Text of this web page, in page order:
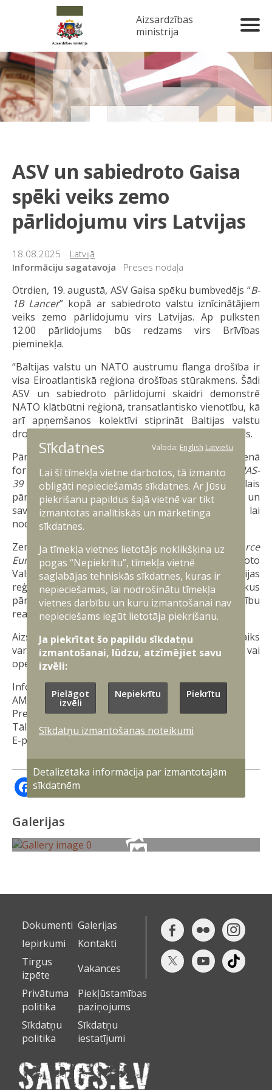
Aizsardzības
ministrija
ASV un sabiedroto Gaisa
spēki veiks zemo
pārlidojumu virs Latvijas
18.08.2025
Latvijā
Informāciju sagatavoja
Preses nodaļa
Otrdien, 19. augustā, ASV Gaisa spēku bumbvedējs “B-
1B Lancer” kopā ar sabiedroto valstu iznīcinātājiem
veiks zemo pārlidojumu virs Latvijas. Ap pulksten
12.00 pārlidojums būs redzams virs Brīvības
pieminekļa.
“Baltijas valstu un NATO austrumu flanga drošība ir
visa Eiroatlantiskā reģiona drošības stūrakmens. Šādi
ASV un sabiedroto pārlidojumi skaidri demonstrē
NATO klātbūtni reģionā, transatlantisko vienotību, kā
arī apņemšanos kolektīvi stiprināt Baltijas valstu
drošību,” uzsver aizsardzības ministrs Andris Sprūds.
Pārlidojuma laikā ASV bumbvedējs lidos vienā
formācijā ar Ungārijas un Zviedrijas Gaisa spēku “
JAS-
39 Gripen” iznīcinātājiem. Šis daudznacionālais
pārlidojums uzsver Sabiedroto saliedētību un
savstarpēju gaisa spēku operāciju koordināciju, lai
nodrošinātu reģionālo drošību.
Zemais pārlidojums ir daļa no “Bomber Task Force
Europe” misijas, kas pastiprina Amerikas Savienoto
Valstu apņemšanos nodrošināt drošību Baltijas
reģionā un visā NATO austrumu flangā. Vienlaikus
pārlidojums demonstrē NATO vienotību un gatavību
reaģēt uz jebkādiem izaicinājumiem.
Aizsardzības ministrija informē, ka pārlidojuma laiks
var mainīties atkarībā no laika apstākļiem vai
operatīvajām prasībām.
Informāciju sagatavoja:
AM Militāri publisko attiecību departamenta
Preses nodaļa
Tālrunis: 67335093
E-pasts:
prese@mod.gov.lv
Facebook
X Draugiem
LinkedIn
Galerijas
Dokumenti Galerijas
Iepirkumi
Kontakti
Tirgus
izpēte
Vakances
Privātuma
politika
Piekļūstamības
paziņojums
Sīkdatņu
politika
Sīkdatņu
iestatījumi
Sīkdatnes Valoda: English Latviešu
Lai šī tīmekļa vietne darbotos, tā izmanto
obligāti nepieciešamās sīkdatnes. Ar Jūsu
piekrišanu papildus šajā vietnē var tikt
izmantotas analītiskās un mārketinga
sīkdatnes.
Ja tīmekļa vietnes lietotājs noklikšķina uz
pogas “Nepiekrītu”, tīmekļa vietnē
saglabājas tehniskās sīkdatnes, kuras ir
nepieciešamas, lai nodrošinātu tīmekļa
vietnes darbību un kuru izmantošanai nav
nepieciešams iegūt lietotāja piekrišanu.
Ja piekrītat šo papildu sīkdatņu
izmantošanai, lūdzu, atzīmējiet savu
izvēli:
Pielāgot
izvēli
Nepiekrītu Piekrītu
Sīkdatņu izmantošanas noteikumi
Detalizētāka informācija par izmantotajām
sīkdatnēm